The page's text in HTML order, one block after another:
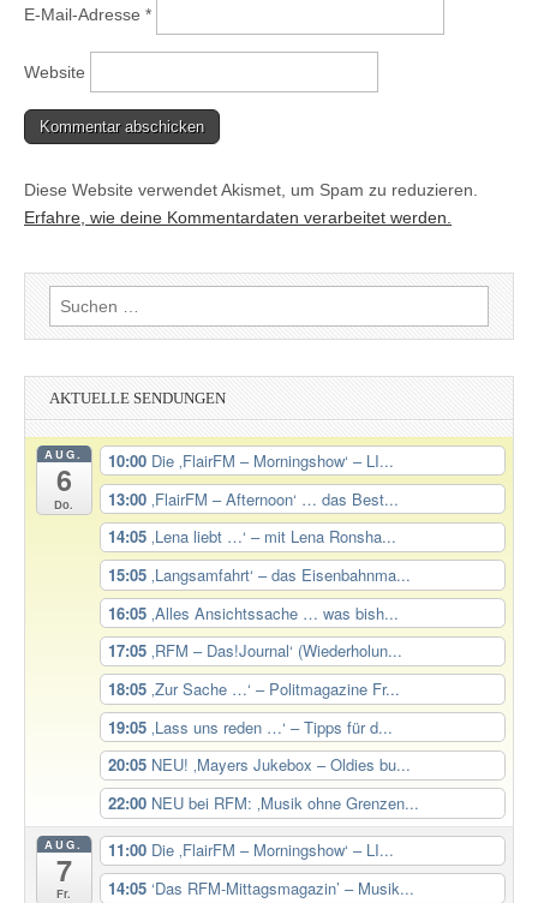
E-Mail-Adresse *
Website
Diese Website verwendet Akismet, um Spam zu reduzieren.
Erfahre, wie deine Kommentardaten verarbeitet werden.
Suchen
nach:
AKTUELLE SENDUNGEN
AUG.
6
Do.
10:00 Die ‚FlairFM – Morningshow‘ – LI...
13:00 ‚FlairFM – Afternoon‘ … das Best...
14:05 ‚Lena liebt …‘ – mit Lena Ronsha...
15:05 ‚Langsamfahrt‘ – das Eisenbahnma...
16:05 ‚Alles Ansichtssache … was bish...
17:05 ‚RFM – Das!Journal‘ (Wiederholun...
18:05 ‚Zur Sache …‘ – Politmagazine Fr...
19:05 ‚Lass uns reden …‘ – Tipps für d...
20:05 NEU! ‚Mayers Jukebox – Oldies bu...
22:00 NEU bei RFM: ‚Musik ohne Grenzen...
AUG.
7
Fr.
11:00 Die ‚FlairFM – Morningshow‘ – LI...
14:05 ‘Das RFM-Mittagsmagazin’ – Musik...